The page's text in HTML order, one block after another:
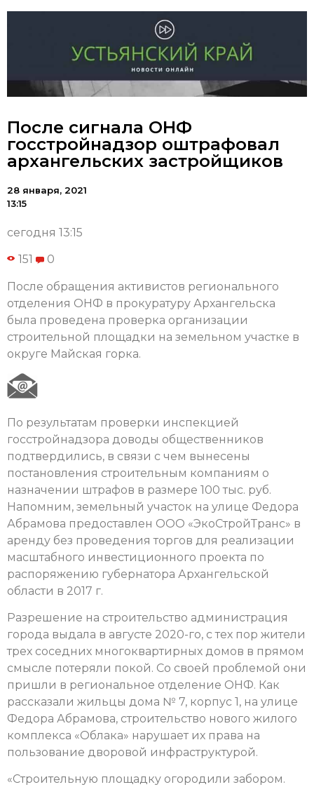
После сигнала ОНФ
госстройнадзор оштрафовал
архангельских застройщиков
28 января, 2021
13:15
сегодня 13:15
151 0
После обращения активистов регионального
отделения ОНФ в прокуратуру Архангельска
была проведена проверка организации
строительной площадки на земельном участке в
округе Майская горка.
По результатам проверки инспекцией
госстройнадзора доводы общественников
подтвердились, в связи с чем вынесены
постановления строительным компаниям о
назначении штрафов в размере 100 тыс. руб.
Напомним, земельный участок на улице Федора
Абрамова предоставлен ООО «ЭкоСтройТранс» в
аренду без проведения торгов для реализации
масштабного инвестиционного проекта по
распоряжению губернатора Архангельской
области в 2017 г.
Разрешение на строительство администрация
города выдала в августе 2020-го, с тех пор жители
трех соседних многоквартирных домов в прямом
смысле потеряли покой. Со своей проблемой они
пришли в региональное отделение ОНФ. Как
рассказали жильцы дома № 7, корпус 1, на улице
Федора Абрамова, строительство нового жилого
комплекса «Облака» нарушает их права на
пользование дворовой инфраструктурой.
«Строительную площадку огородили забором.